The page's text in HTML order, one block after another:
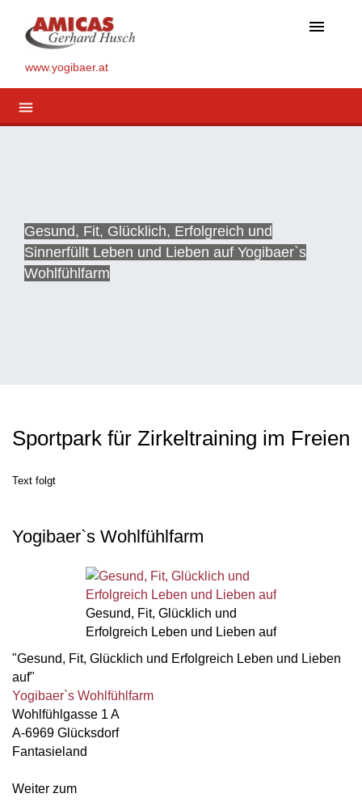
menu
www.yogibaer.at
menu
Gesund, Fit, Glücklich, Erfolgreich und
Sinnerfüllt Leben und Lieben auf Yogibaer`s
Wohlfühlfarm
Sportpark für Zirkeltraining im Freien
Text folgt
Yogibaer`s Wohlfühlfarm
Gesund, Fit, Glücklich und
Erfolgreich Leben und Lieben auf
"Gesund, Fit, Glücklich und Erfolgreich Leben und Lieben
auf"
Yogibaer`s Wohlfühlfarm
Wohlfühlgasse 1 A
A-6969 Glücksdorf
Fantasieland
Weiter zum